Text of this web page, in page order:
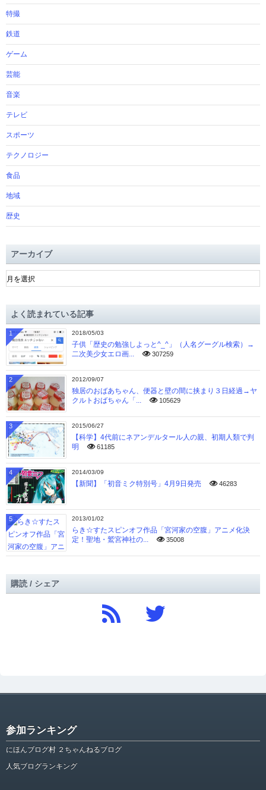
特撮
鉄道
ゲーム
芸能
音楽
テレビ
スポーツ
テクノロジー
食品
地域
歴史
アーカイブ
ア
ー
ブよく読まれている記事
2018/05/03
子供「歴史の勉強しよっと^_^」（人名グーグル検索）→
二次美少女エロ画...
307259
1
2012/09/07
独居のおばあちゃん、便器と壁の間に挟まり３日経過→ヤ
クルトおばちゃん「...
105629
2
2015/06/27
【科学】4代前にネアンデルタール人の親、初期人類で判
明
61185
3
2014/03/09
【新聞】「初音ミク特別号」4月9日発売 46283
4
2013/01/02
らき☆すたスピンオフ作品「宮河家の空腹」アニメ化決
定！聖地・鷲宮神社の...
35008
5
購読 / シェア
参加ランキング
にほんブログ村 ２ちゃんねるブログ
人気ブログランキング